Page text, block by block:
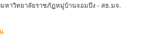
หาวิทยาลัยราชภัฏหมู่บ้านจอมบึง - สธ.มจ.